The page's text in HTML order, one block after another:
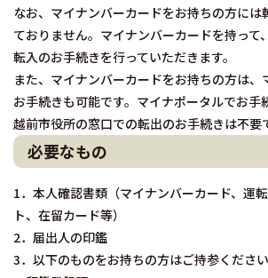
なお、マイナンバーカードをお持ちの方には
ておりません。マイナンバーカードを持って
転入のお手続きを行っていただきます。
また、マイナンバーカードをお持ちの方は、
お手続きも可能です。マイナポータルでお手
越前市役所の窓口での転出のお手続きは不要
必要なもの
1．本人確認書類（マイナンバーカード、運
ト、在留カード等）
2．届出人の印鑑
3．以下のものをお持ちの方はご持参ください